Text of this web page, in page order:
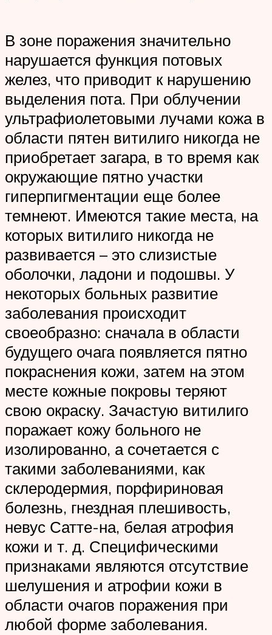
В зоне поражения значительно
нарушается функция потовых
желез, что приводит к нарушению
выделения пота. При облучении
ультрафиолетовыми лучами кожа в
области пятен витилиго никогда не
приобретает загара, в то время как
окружающие пятно участки
гиперпигментации еще более
темнеют. Имеются такие места, на
которых витилиго никогда не
развивается – это слизистые
оболочки, ладони и подошвы. У
некоторых больных развитие
заболевания происходит
своеобразно: сначала в области
будущего очага появляется пятно
покраснения кожи, затем на этом
месте кожные покровы теряют
свою окраску. Зачастую витилиго
поражает кожу больного не
изолированно, а сочетается с
такими заболеваниями, как
склеродермия, порфириновая
болезнь, гнездная плешивость,
невус Сатте-на, белая атрофия
кожи и т. д. Специфическими
признаками являются отсутствие
шелушения и атрофии кожи в
области очагов поражения при
любой форме заболевания.